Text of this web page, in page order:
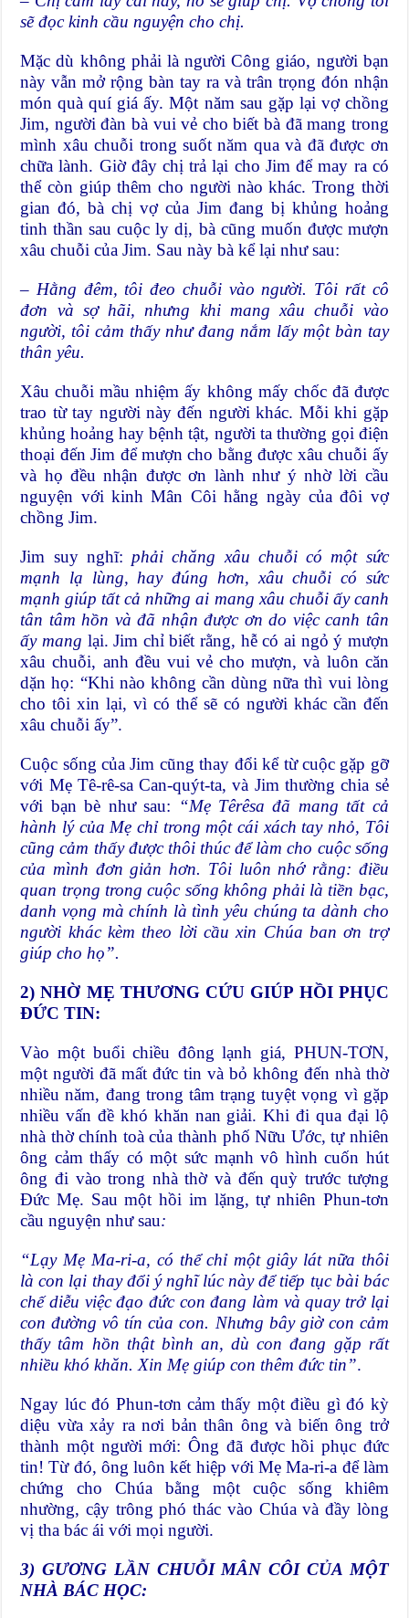
sẽ đọc kinh cầu nguyện cho chị.
Mặc dù không phải là người Công giáo, người bạn
này vẫn mở rộng bàn tay ra và trân trọng đón nhận
món quà quí giá ấy. Một năm sau gặp lại vợ chồng
Jim, người đàn bà vui vẻ cho biết bà đã mang trong
mình xâu chuỗi trong suốt năm qua và đã được ơn
chữa lành. Giờ đây chị trả lại cho Jim để may ra có
thể còn giúp thêm cho người nào khác. Trong thời
gian đó, bà chị vợ của Jim đang bị khủng hoảng
tinh thần sau cuộc ly dị, bà cũng muốn được mượn
xâu chuỗi của Jim. Sau này bà kể lại như sau:
– Hằng đêm, tôi đeo chuỗi vào người. Tôi rất cô
đơn và sợ hãi, nhưng khi mangxâuchuỗi vào
người, tôi cảm thấy như đang nắm lấy một bàn tay
thân yêu.
Xâu chuỗi mầu nhiệm ấy không mấy chốc đã được
trao từ tay người này đến người khác. Mỗi khi gặp
khủng hoảng hay bệnh tật, người ta thường gọi điện
thoại đến Jim để mượn cho bằng được xâu chuỗi ấy
và họ đều nhận được ơn lành như ý nhờ lời cầu
nguyện với kinh Mân Côi hằng ngày của đôi vợ
chồng Jim.
Jim suy nghĩ: phải chăng xâu chuỗi có một sức
mạnh lạ lùng, hay đúng hơn, xâuchuỗi có sức
mạnh giúp tất cả những ai mang xâu chuỗi ấy canh
tân tâm hồn và đã nhận được ơn do việc canh tân
ấy mang lại. Jim chỉ biết rằng, hễ có ai ngỏ ý mượn
xâu chuỗi, anh đều vui vẻ cho mượn, và luôn căn
dặn họ: “Khi nào không cần dùng nữa thì vui lòng
cho tôi xin lại, vì có thể sẽ có người khác cần đến
xâu chuỗi ấy”.
Cuộc sống của Jim cũng thay đổi kể từ cuộc gặp gỡ
với Mẹ Tê-rê-sa Can-quýt-ta, và Jim thường chia sẻ
với bạn bè như sau: “Mẹ Têrêsa đã mang tất cả
hành lý của Mẹ chỉ trong một cái xách tay nhỏ, Tôi
cũng cảm thấy được thôi thúc để làm cho cuộc sống
của mình đơn giản hơn. Tôi luôn nhớ rằng: điều
quan trọng trong cuộc sống không phải là tiền bạc,
danh vọng mà chính là tình yêu chúng ta dành cho
người kháckèm theo lời cầu xin Chúa ban ơn trợ
giúp cho họ”.
2)NHỜ MẸ THƯƠNG CỨU GIÚP HỒI PHỤC
ĐỨC TIN:
Vào một buổi chiều đông lạnh giá, PHUN-TƠN,
một người đã mất đức tin và bỏ không đến nhà thờ
nhiều năm, đang trong tâm trạng tuyệt vọng vì gặp
nhiều vấn đề khó khăn nan giải. Khi đi qua đại lộ
nhà thờ chính toà của thành phố Nữu Ước, tự nhiên
ông cảm thấy có một sức mạnh vô hình cuốn hút
ông đi vào trong nhà thờ và đến quỳ trước tượng
Đức Mẹ. Sau một hồi im lặng, tự nhiên Phun-tơn
cầu nguyện như sau:
“Lạy Mẹ Ma-ri-a, có thể chỉ một giây lát nữa thôi
là con lại thay đổi ý nghĩ lúc này để tiếp tục bài bác
chế diễu việc đạo đức con đang làm và quay trở lại
con đường vô tín của con. Nhưng bây giờ con cảm
thấy tâm hồn thật bình an, dù con đang gặp rất
nhiều khó khăn. Xin Mẹ giúp con thêm đức tin”.
Ngay lúc đó Phun-tơn cảm thấy một điều gì đó kỳ
diệu vừa xảy ra nơi bản thân ông và biến ông trở
thành một người mới: Ông đã được hồi phục đức
tin! Từ đó, ông luôn kết hiệp với Mẹ Ma-ri-a để làm
chứng cho Chúa bằng một cuộc sống khiêm
nhường, cậy trông phó thác vào Chúa và đầy lòng
vị tha bác ái với mọi người.
3) GƯƠNG LẦN CHUỖI MÂN CÔI CỦA MỘT
NHÀ BÁC HỌC: